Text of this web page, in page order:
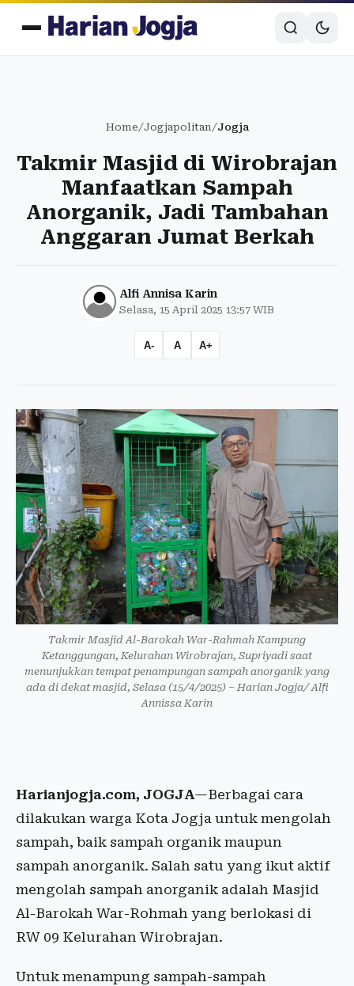
Home/Jogjapolitan/Jogja
Takmir Masjid di Wirobrajan
Manfaatkan Sampah
Anorganik, Jadi Tambahan
Anggaran Jumat Berkah
Alfi Annisa Karin
Selasa, 15 April 2025 13:57 WIB
A- A A+
Takmir Masjid Al-Barokah War-Rahmah Kampung
Ketanggungan, Kelurahan Wirobrajan, Supriyadi saat
menunjukkan tempat penampungan sampah anorganik yang
ada di dekat masjid, Selasa (15/4/2025) – Harian Jogja/ Alfi
Annissa Karin
Harianjogja.com, JOGJA—Berbagai cara
dilakukan warga Kota Jogja untuk mengolah
sampah, baik sampah organik maupun
sampah anorganik. Salah satu yang ikut aktif
mengolah sampah anorganik adalah Masjid
Al-Barokah War-Rohmah yang berlokasi di
RW 09 Kelurahan Wirobrajan.
Untuk menampung sampah-sampah